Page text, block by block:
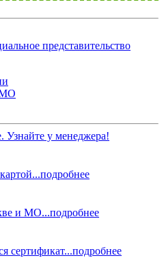
представительство
МО
Узнайте у менеджера!
и МО...подробнее
сертификат...подробнее